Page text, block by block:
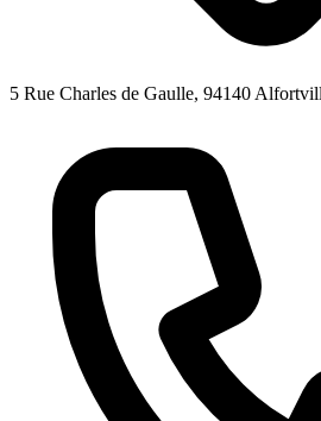
5 Rue Charles de Gaulle, 94140